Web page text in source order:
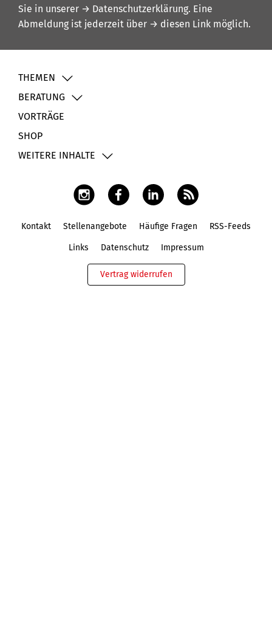
Sie in unserer → Datenschutzerklärung. Eine
Abmeldung ist jederzeit über → diesen Link möglich.
THEMEN
BERATUNG
VORTRÄGE
SHOP
WEITERE INHALTE
Kontakt Stellenangebote Häufige Fragen RSS-Feeds
Links Datenschutz Impressum
Vertrag widerrufen